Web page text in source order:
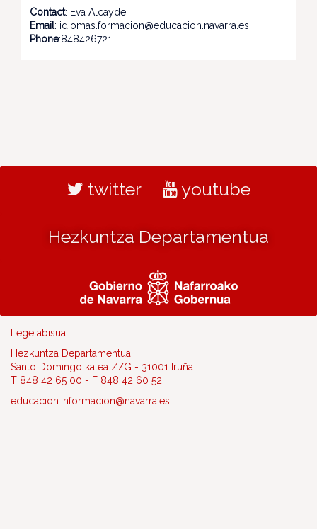
Contact: Eva Alcayde
Email: idiomas.formacion@educacion.navarra.es
Phone:848426721
twitter youtube
Hezkuntza Departamentua
Lege abisua
Hezkuntza Departamentua
Santo Domingo kalea Z/G - 31001 Iruña
T 848 42 65 00 - F 848 42 60 52
educacion.informacion@navarra.es